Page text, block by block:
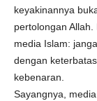
keyakinannya
pertolongan
media Islam:
dengan
kebenaran.
Sayangnya,